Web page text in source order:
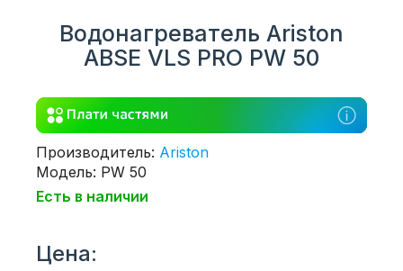
Водонагреватель Ariston
ABSE VLS PRO PW 50
Производитель: Ariston
Модель: PW 50
Есть в наличии
Цена: